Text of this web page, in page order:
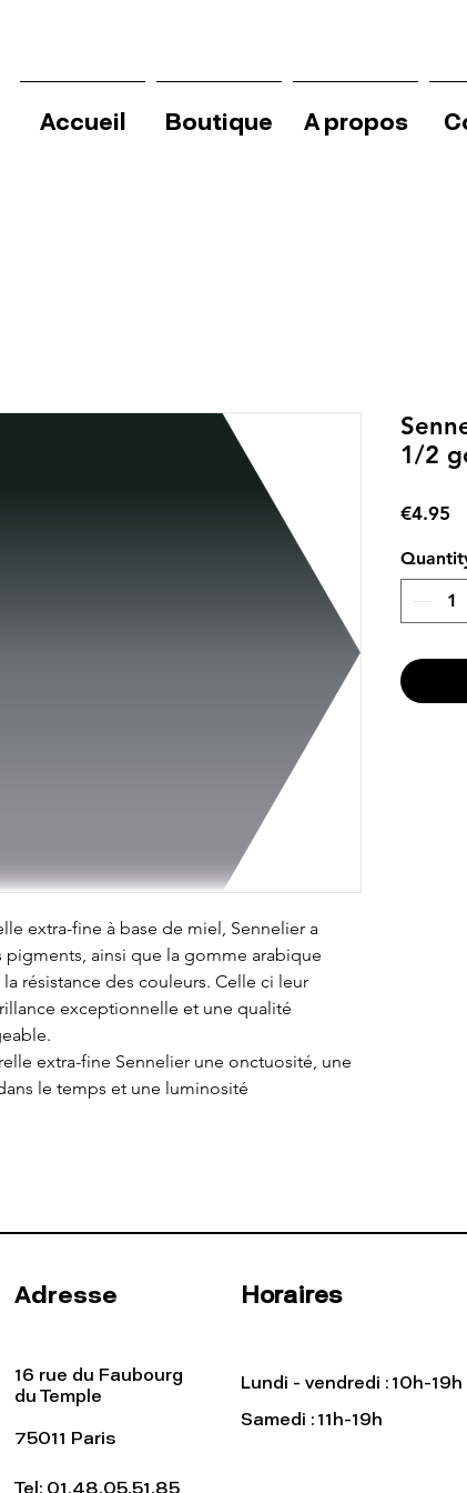
Accueil Boutique A propos
extra-fine à base de miel, Sennelier a
ainsi que la gomme arabique
résistance des couleurs. Celle ci leur
exceptionnelle et une qualité
extra-fine Sennelier une onctuosité, une
le temps et une luminosité
1/2
€4.95
Adresse Horaires
16 rue du Faubourg
du Temple
75011 Paris
Tel: 01.48.05.51.85
Lundi - vendredi : 10h-19h
Samedi : 11h-19h